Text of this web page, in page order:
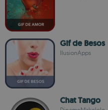
Gif de Besos
IlusionApps
Chat Tango